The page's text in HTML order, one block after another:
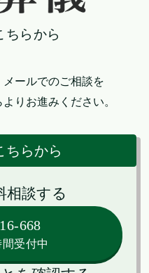
ちらから
ールでのご相談を
りお進みください。
ちらから
相談する
668
受付中